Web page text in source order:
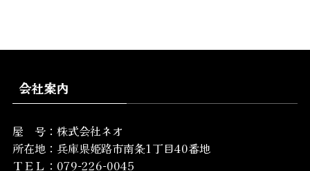
会社案内
屋 号：株式会社ネオ
所在地： 兵庫県姫路市南条1丁目40番地
ＴＥＬ：079-226-0045